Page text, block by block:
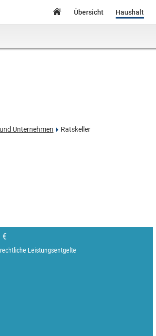
Übersicht Haushalt
Unternehmen Ratskeller
€
Leistungsentgelte